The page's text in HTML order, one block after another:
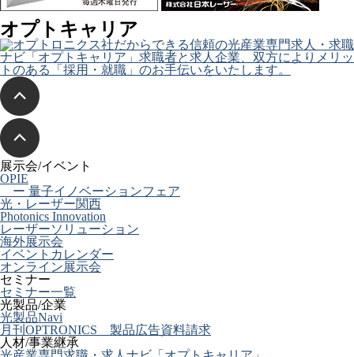
オプトキャリア
展示会/イベント
OPIE
ー 量子イノベーションフェア
光・レーザー関西
Photonics Innovation
レーザーソリューション
海外展示会
イベントカレンダー
オンライン展示会
セミナー
セミナー一覧
光製品/企業
光製品Navi
月刊OPTRONICS 製品広告資料請求
人材/事業継承